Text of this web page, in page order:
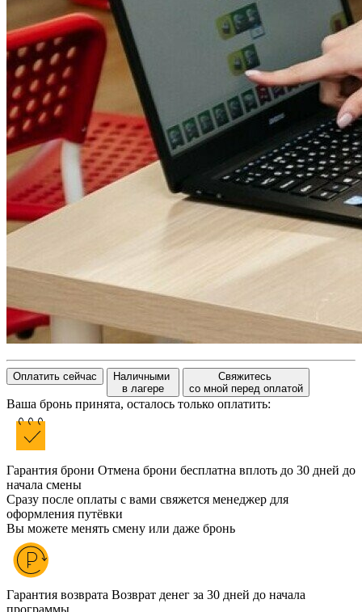
Оплатить сейчас
Наличными
в лагере
Свяжитесь
со мной перед оплатой
Ваша бронь принята, осталось только оплатить:
Гарантия брони Отмена брони бесплатна вплоть до 30 дней до
начала смены
Сразу после оплаты с вами свяжется менеджер для
оформления путёвки
Вы можете менять смену или даже бронь
Гарантия возврата Возврат денег за 30 дней до начала
программы